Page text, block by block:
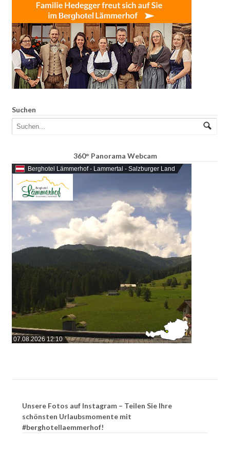
Suchen
360° Panorama Webcam
Berghotel Lämmerhof - Lammertal - Salzburger Land
07.08.2026 12:10
Unsere Fotos auf Instagram – Teilen Sie Ihre
schönsten Urlaubsmomente mit
#berghotellaemmerhof!